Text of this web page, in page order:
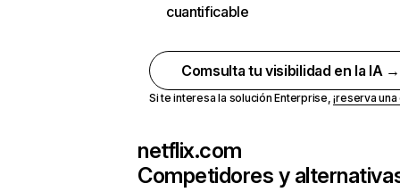
cuantificable
Comsulta tu visibilidad en la IA →
Si te interesa la solución Enterprise,¡reserva
netflix.com
Competidores y